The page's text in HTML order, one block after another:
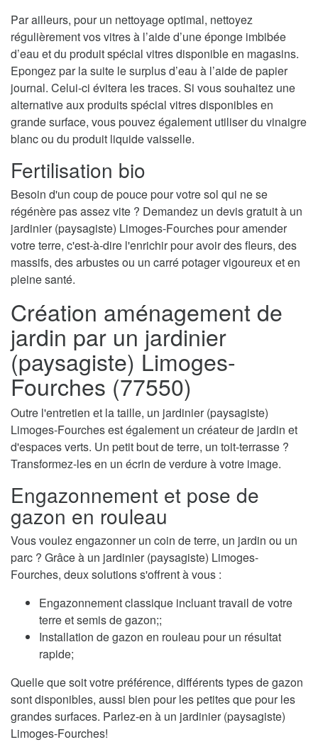
Par ailleurs, pour un nettoyage optimal, nettoyez
régulièrement vos vitres à l’aide d’une éponge imbibée
d’eau et du produit spécial vitres disponible en magasins.
Epongez par la suite le surplus d’eau à l’aide de papier
journal. Celui-ci évitera les traces. Si vous souhaitez une
alternative aux produits spécial vitres disponibles en
grande surface, vous pouvez également utiliser du vinaigre
blanc ou du produit liquide vaisselle.
Fertilisation bio
Besoin d'un coup de pouce pour votre sol qui ne se
régénère pas assez vite ? Demandez un devis gratuit à un
jardinier (paysagiste) Limoges-Fourches pour amender
votre terre, c'est-à-dire l'enrichir pour avoir des fleurs, des
massifs, des arbustes ou un carré potager vigoureux et en
pleine santé.
Création aménagement de
jardin par un jardinier
(paysagiste) Limoges-
Fourches (77550)
Outre l'entretien et la taille, un jardinier (paysagiste)
Limoges-Fourches est également un créateur de jardin et
d'espaces verts. Un petit bout de terre, un toit-terrasse ?
Transformez-les en un écrin de verdure à votre image.
Engazonnement et pose de
gazon en rouleau
Vous voulez engazonner un coin de terre, un jardin ou un
parc ? Grâce à un jardinier (paysagiste) Limoges-
Fourches, deux solutions s'offrent à vous :
Engazonnement classique incluant travail de votre
terre et semis de gazon;;
Installation de gazon en rouleau pour un résultat
rapide;
Quelle que soit votre préférence, différents types de gazon
sont disponibles, aussi bien pour les petites que pour les
grandes surfaces. Parlez-en à un jardinier (paysagiste)
Limoges-Fourches!